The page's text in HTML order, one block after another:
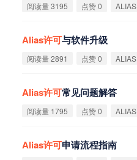
阅读量 3195 点赞 0 ALIAS
Alias许可与软件升级
阅读量 2891 点赞 0 ALIAS
Alias许可常见问题解答
阅读量 1795 点赞 0 ALIAS
Alias许可申请流程指南